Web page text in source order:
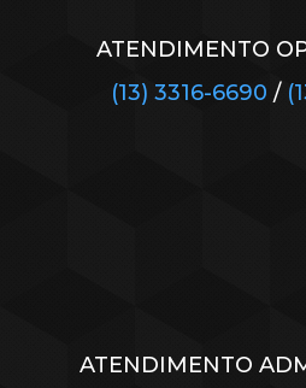
ATENDIMENTO
(13) 3316-6690 /
ATENDIMENTO